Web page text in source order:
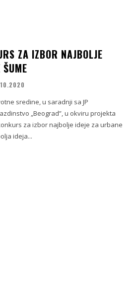
ZA IZBOR NAJBOLJE
sredine, u saradnji sa JP
„Beograd”, u okviru projekta
za izbor najbolje ideje za urbane
ideja...